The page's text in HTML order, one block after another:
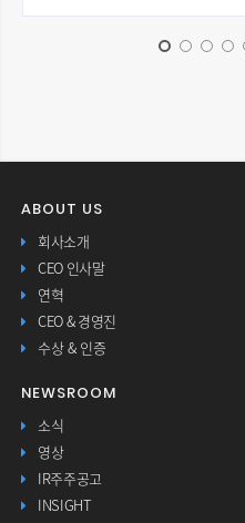
ABOUT US
회사소개
CEO 인사말
연혁
CEO & 경영진
수상 & 인증
NEWSROOM
소식
영상
IR주주공고
INSIGHT